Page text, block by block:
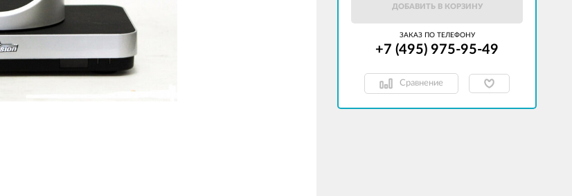
ДОБАВИТЬ В КОРЗИНУ
ЗАКАЗ ПО ТЕЛЕФОНУ
+7 (495) 975-95-49
Сравнение